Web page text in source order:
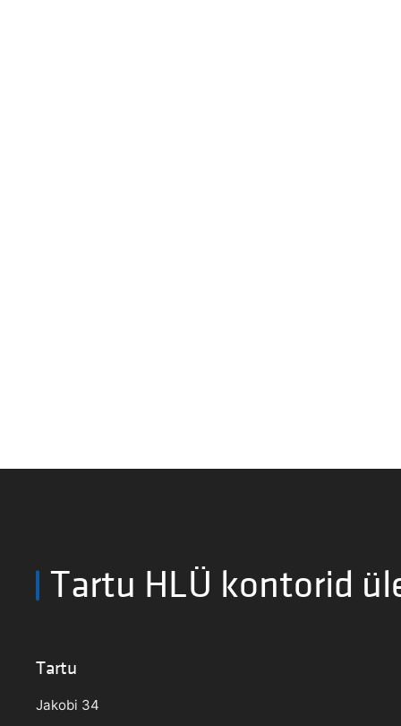
Tartu HLÜ kontorid
Tartu
Jakobi 34